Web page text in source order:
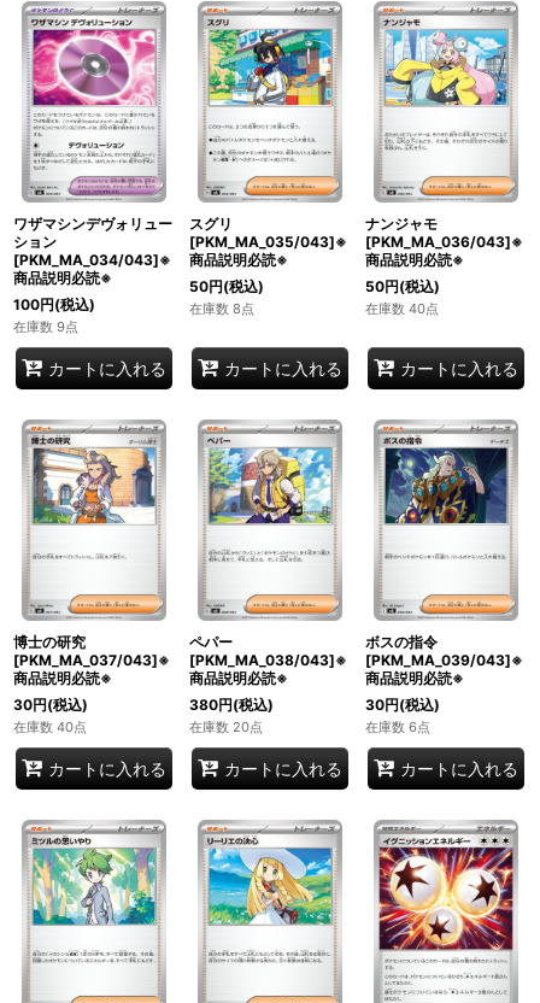
ワザマシンデヴォリュー
ション
[PKM_MA_034/043]※
商品説明必読※
100円(税込)
在庫数 9点
カートに入れる
スグリ
[PKM_MA_035/043]※
商品説明必読※
50円(税込)
在庫数 8点
カートに入れる
ナンジャモ
[PKM_MA_036/043]※
商品説明必読※
50円(税込)
在庫数 40点
カートに入れる
博士の研究
[PKM_MA_037/043]※
商品説明必読※
30円(税込)
在庫数 40点
カートに入れる
ペパー
[PKM_MA_038/043]※
商品説明必読※
380円(税込)
在庫数 20点
カートに入れる
ボスの指令
[PKM_MA_039/043]※
商品説明必読※
30円(税込)
在庫数 6点
カートに入れる